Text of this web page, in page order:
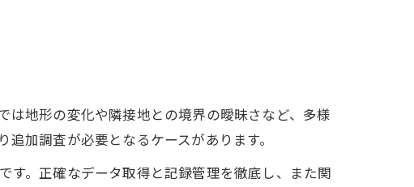
方
ップ
地形の変化や隣接地との境界の曖昧さなど、多様
加調査が必要となるケースがあります。
す。正確なデータ取得と記録管理を徹底し、また関